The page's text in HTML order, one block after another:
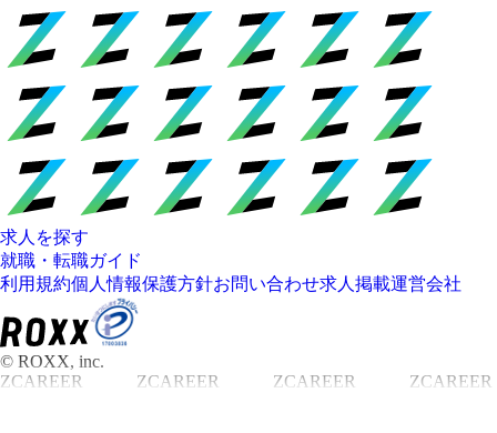
求人を探す
就職・転職ガイド
利用規約個人情報保護方針お問い合わせ求人掲載運営会社
© ROXX, inc.
ZCAREER
ZCAREER ZCAREER ZCAREER